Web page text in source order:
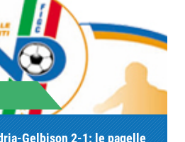
Gelbison 2-1: le pagelle